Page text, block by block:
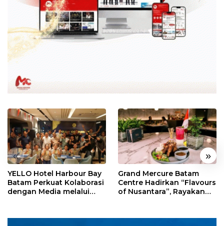
« »
YELLO Hotel Harbour Bay
Batam Perkuat Kolaborasi
dengan Media melalui
Grand Mercure Batam
Centre Hadirkan “Flavours
of Nusantara”, Rayakan